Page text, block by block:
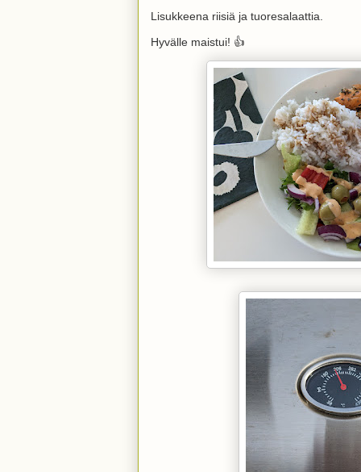
Lisukkeena riisiä ja tuoresalaattia.
Hyvälle maistui! 👍